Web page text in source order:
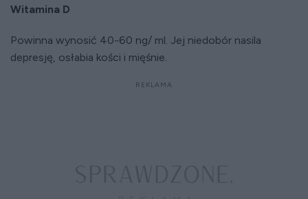
Witamina D
Powinna wynosić 40-60 ng/ ml. Jej niedobór nasila
depresję, osłabia kości i mięśnie.